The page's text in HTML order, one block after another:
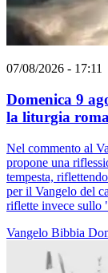
07/08/2026 - 17:11
Domenica 9
la liturgia
Nel commento al
propone una
tempesta,
per il Vangelo del
riflette invece sullo
Vangelo Bibbia